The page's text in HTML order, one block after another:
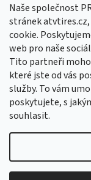
Naše společnost
stránek
cookie.
web pro naše
Tito partneři
které jste od vás
služby. To vám
poskytujete, s
souhlasit.
Facebook
Copyright 2026